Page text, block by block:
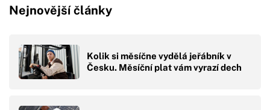
Nejnovější články
Kolik si měsíčne vydělá jeřábník v
Česku. Měsíční plat vám vyrazí dech